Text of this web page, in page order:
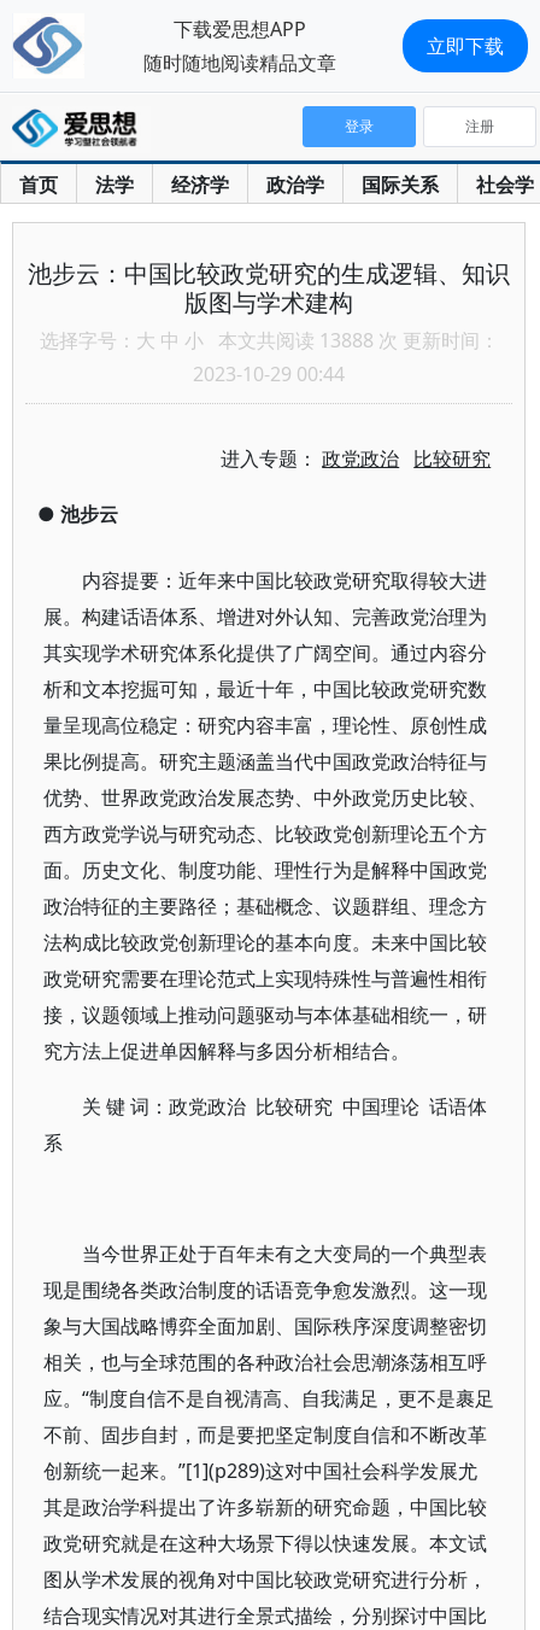
首页 法学 经济学 政治学 国际关系 社会学
登录 注册
池步云：中国比较政党研究的生成逻辑、知识
版图与学术建构
选择字号： 大 中 小 本文共阅读 13888 次 更新时间：
2023-10-29 00:44
进入专题：政党政治 比较研究
● 池步云
内容提要：近年来中国比较政党研究取得较大进
展。构建话语体系、增进对外认知、完善政党治理为
其实现学术研究体系化提供了广阔空间。通过内容分
析和文本挖掘可知，最近十年，中国比较政党研究数
量呈现高位稳定：研究内容丰富，理论性、原创性成
果比例提高。研究主题涵盖当代中国政党政治特征与
优势、世界政党政治发展态势、中外政党历史比较、
西方政党学说与研究动态、比较政党创新理论五个方
面。历史文化、制度功能、理性行为是解释中国政党
政治特征的主要路径；基础概念、议题群组、理念方
法构成比较政党创新理论的基本向度。未来中国比较
政党研究需要在理论范式上实现特殊性与普遍性相衔
接，议题领域上推动问题驱动与本体基础相统一，研
究方法上促进单因解释与多因分析相结合。
关 键 词：政党政治 比较研究 中国理论 话语体
系
当今世界正处于百年未有之大变局的一个典型表
现是围绕各类政治制度的话语竞争愈发激烈。这一现
象与大国战略博弈全面加剧、国际秩序深度调整密切
相关，也与全球范围的各种政治社会思潮涤荡相互呼
应。“制度自信不是自视清高、自我满足，更不是裹足
不前、固步自封，而是要把坚定制度自信和不断改革
创新统一起来。”[1](p289)这对中国社会科学发展尤
其是政治学科提出了许多崭新的研究命题，中国比较
政党研究就是在这种大场景下得以快速发展。本文试
图从学术发展的视角对中国比较政党研究进行分析，
结合现实情况对其进行全景式描绘，分别探讨中国比
下载爱思想APP
随时随地阅读精品文章
立即下载